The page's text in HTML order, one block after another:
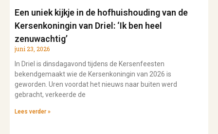
Een uniek kijkje in de hofhuishouding van de
Kersenkoningin van Driel: ‘Ik ben heel
zenuwachtig’
juni 23, 2026
In Driel is dinsdagavond tijdens de Kersenfeesten
bekendgemaakt wie de Kersenkoningin van 2026 is
geworden. Uren voordat het nieuws naar buiten werd
gebracht, verkeerde de
Lees verder »